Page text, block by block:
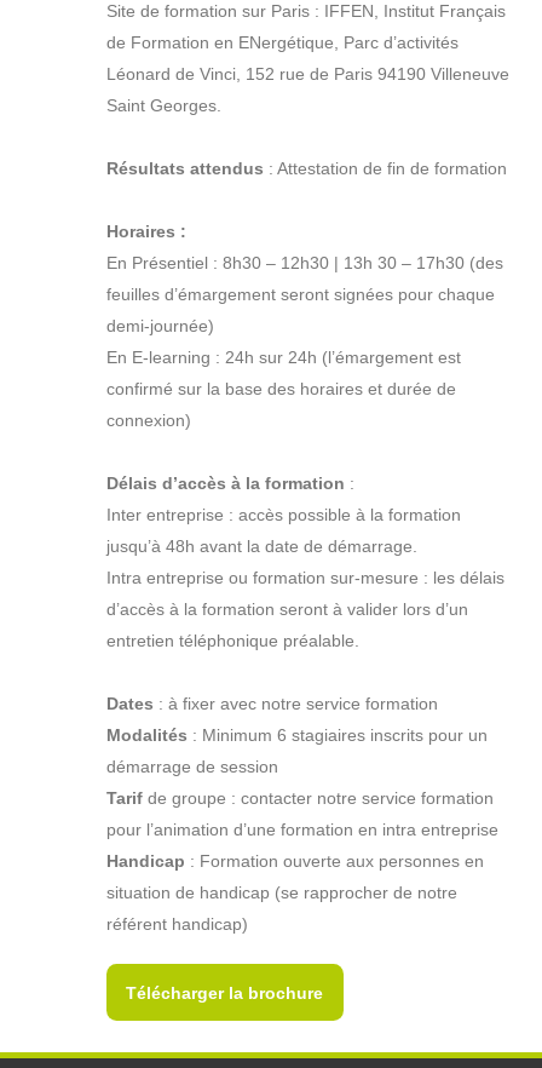
Site de formation sur Paris : IFFEN, Institut Français
de Formation en ENergétique, Parc d’activités
Léonard de Vinci, 152 rue de Paris 94190 Villeneuve
Saint Georges.
Résultats attendus : Attestation de fin de formation
Horaires :
En Présentiel : 8h30 – 12h30 | 13h 30 – 17h30 (des
feuilles d’émargement seront signées pour chaque
demi-journée)
En E-learning : 24h sur 24h (l’émargement est
confirmé sur la base des horaires et durée de
connexion)
Délais d’accès à la formation :
Inter entreprise : accès possible à la formation
jusqu’à 48h avant la date de démarrage.
Intra entreprise ou formation sur-mesure : les délais
d’accès à la formation seront à valider lors d’un
entretien téléphonique préalable.
Dates : à fixer avec notre service formation
Modalités : Minimum 6 stagiaires inscrits pour un
démarrage de session
Tarifde groupe : contacter notre service formation
pour l’animation d’une formation en intra entreprise
Handicap : Formation ouverte aux personnes en
situation de handicap (se rapprocher de notre
référent handicap)
Télécharger la brochure